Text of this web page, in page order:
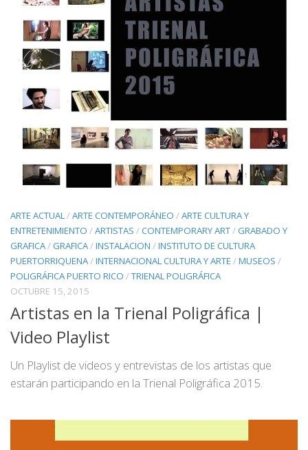
ARTE ACTUAL/ARTE CONTEMPORÁNEO /ARTE CULTURA Y
ENTRETENIMIENTO /ARTISTAS /CONTEMPORARY ART/ GRABADO Y
GRAFICA/ GRAFICA/INSTALACION /INSTITUTO DE CULTURA
PUERTORRIQUENA/INTERNACIONAL CULTURA Y ARTE /MUSEOS /
POLIGRÁFICA PUERTO RICO /TRIENAL POLIGRÁFICA
OCTUBRE 15, 2015
Artistas en la Trienal Poligráfica |
Video Playlist
Un Playlist de videos y entrevistas de los artistas que
estarán participando en la Trienal Poligráfica 2015.